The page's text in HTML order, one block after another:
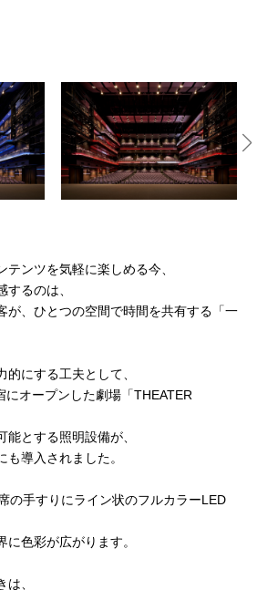
ンツを気軽に楽しめる今、
るのは、
が、ひとつの空間で時間を共有する「一
にする工夫として、
にオープンした劇場「THEATER
能とする照明設備が、
導入されました。
の手すりにライン状のフルカラーLED
色彩が広がります。
、